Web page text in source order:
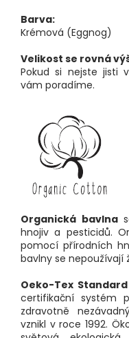
Barva:
Krémová (Eggnog)
Velikost se rovná
Pokud si nejste jisti
vám poradíme.
Organická bavlna
hnojiv a pesticidů.
pomocí přírodních
bavlny se nepoužívají
Oeko-Tex Standard
certifikační systém
zdravotně
vznikl v roce 1992.